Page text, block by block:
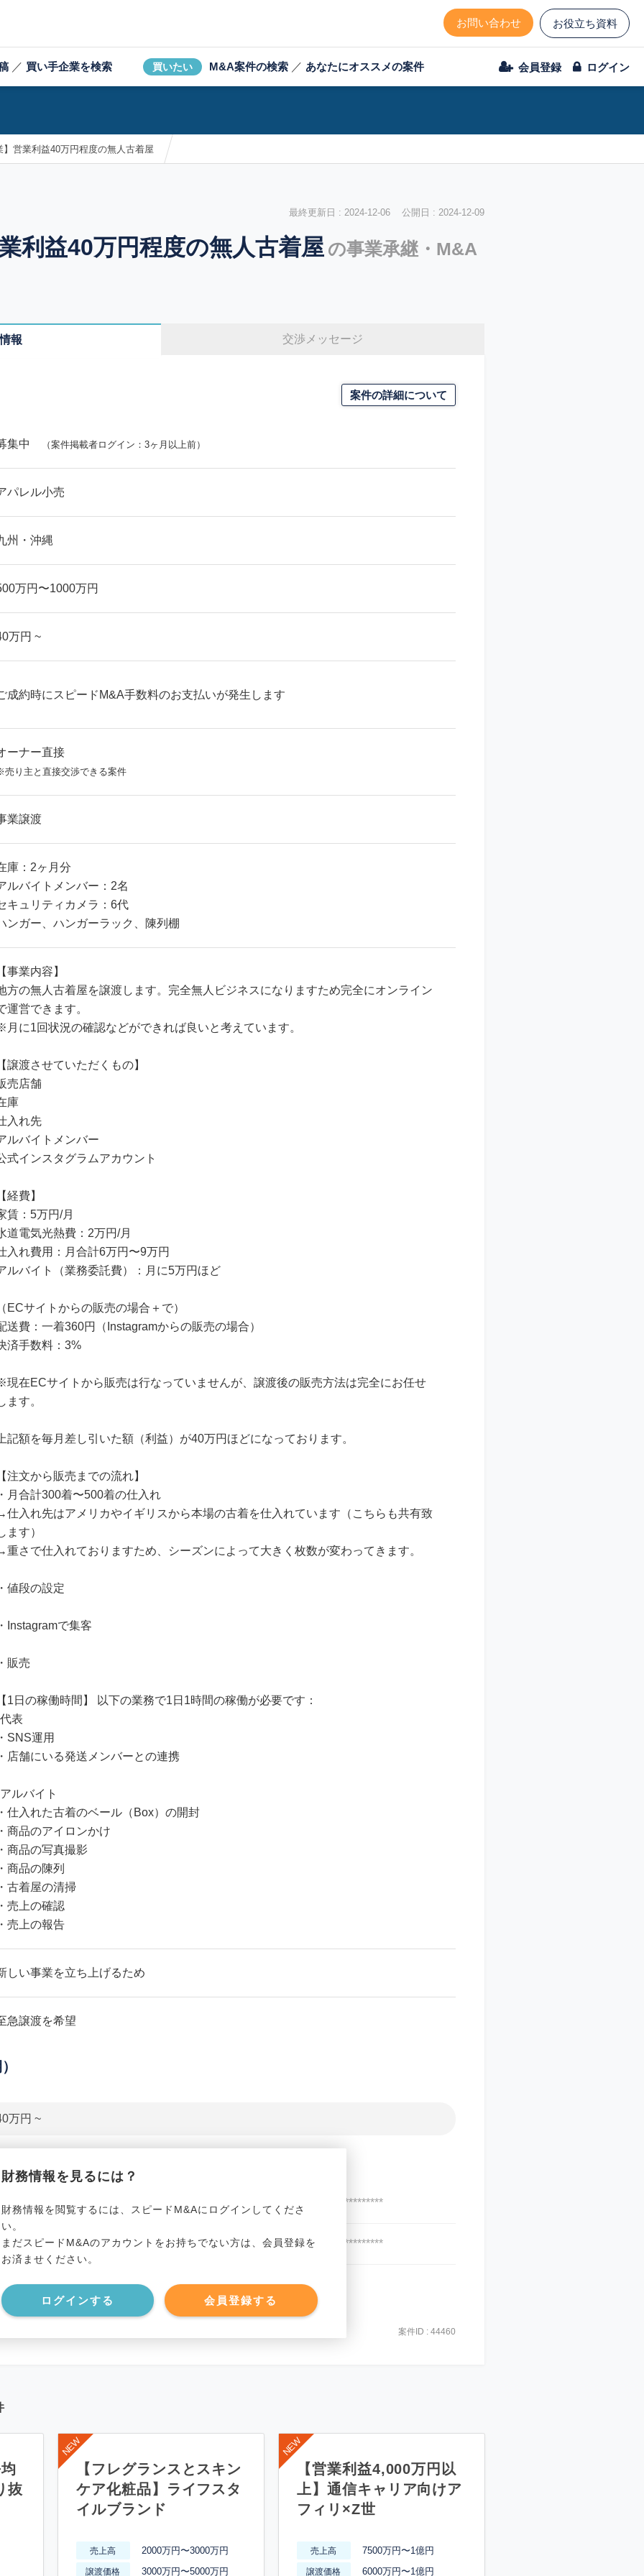
お問い合わせ お役立ち資料
／ 買い手企業を検索 買いたい M&A案件の検索 ／ あなたにオススメの案件 会員登録 ログイン
】営業利益40万円程度の無人古着屋
最終更新日 : 2024-12-06 公開日 : 2024-12-09
利益40万円程度の無人古着屋 の事業承継・M&A
報 交渉メッセージ
案件の詳細について
集中 （案件掲載者ログイン：3ヶ月以上前）
パレル小売
州・沖縄
万円〜1000万円
万円 ~
成約時にスピードM&A手数料のお支払いが発生します
ーナー直接
り主と直接交渉できる案件
業譲渡
庫：2ヶ月分
ルバイトメンバー：2名
キュリティカメラ：6代
ンガー、ハンガーラック、陳列棚
事業内容】
方の無人古着屋を譲渡します。完全無人ビジネスになりますため完全にオンライン
運営できます。
月に1回状況の確認などができれば良いと考えています。
譲渡させていただくもの】
売店舗
庫
入れ先
ルバイトメンバー
式インスタグラムアカウント
経費】
賃：5万円/月
道電気光熱費：2万円/月
入れ費用：月合計6万円〜9万円
ルバイト（業務委託費）：月に5万円ほど
ECサイトからの販売の場合＋で）
送費：一着360円（Instagramからの販売の場合）
済手数料：3%
現在ECサイトから販売は行なっていませんが、譲渡後の販売方法は完全にお任せ
ます。
記額を毎月差し引いた額（利益）が40万円ほどになっております。
注文から販売までの流れ】
月合計300着〜500着の仕入れ
仕入れ先はアメリカやイギリスから本場の古着を仕入れています（こちらも共有致
ます）
重さで仕入れておりますため、シーズンによって大きく枚数が変わってきます。
値段の設定
Instagramで集客
販売
1日の稼働時間】 以下の業務で1日1時間の稼働が必要です：
表
SNS運用
店舗にいる発送メンバーとの連携
ルバイト
仕入れた古着のベール（Box）の開封
商品のアイロンかけ
商品の写真撮影
商品の陳列
古着屋の清掃
売上の確認
売上の報告
しい事業を立ち上げるため
急譲渡を希望
万円 ~
財務情報を見るには？
財務情報を閲覧するには、スピードM&Aにログインしてくださ
い。
まだスピードM&Aのアカウントをお持ちでない方は、会員登録を
お済ませください。
ログインする 会員登録する
事業資産 ********************
事業負債 ********************
案件ID : 44460
抜
【フレグランスとスキン
ケア化粧品】ライフスタ
イルブランド
売上高 2000万円〜3000万円
譲渡価格 3000万円〜5000万円
【営業利益4,000万円以
上】通信キャリア向けア
フィリ×Z世
売上高 7500万円〜1億円
譲渡価格 6000万円〜1億円